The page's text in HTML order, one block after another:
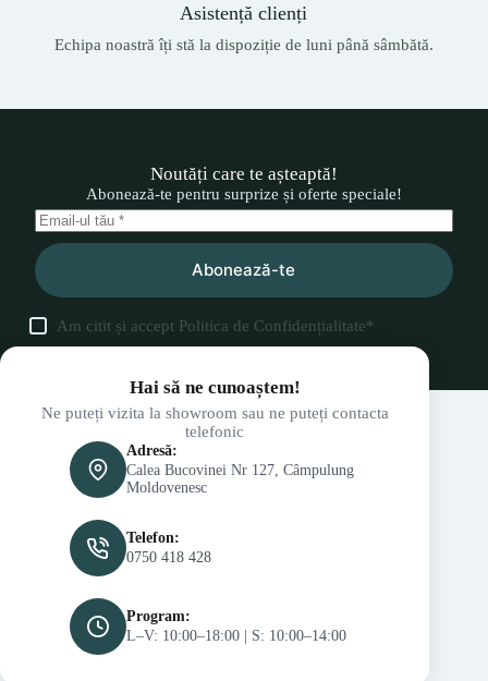
Asistență clienți
Echipa noastră îți stă la dispoziție de luni până sâmbătă.
Noutăți care te așteaptă!
Abonează-te pentru surprize și oferte speciale!
Abonează-te
Am citit și accept Politica de Confidențialitate*
Hai să ne cunoaștem!
Ne puteți vizita la showroom sau ne puteți contacta
telefonic
Adresă:
Calea Bucovinei Nr 127, Câmpulung
Moldovenesc
Telefon:
0750 418 428
Program:
L–V: 10:00–18:00 | S: 10:00–14:00